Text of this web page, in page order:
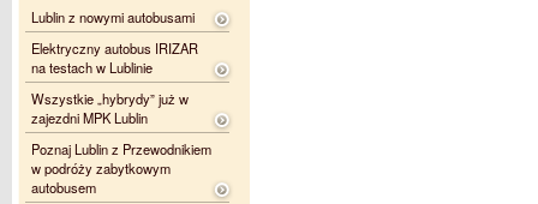
Lublin z nowymi autobusami
Elektryczny autobus IRIZAR
na testach w Lublinie
Wszystkie „hybrydy” już w
zajezdni MPK Lublin
Poznaj Lublin z Przewodnikiem
w podróży zabytkowym
autobusem